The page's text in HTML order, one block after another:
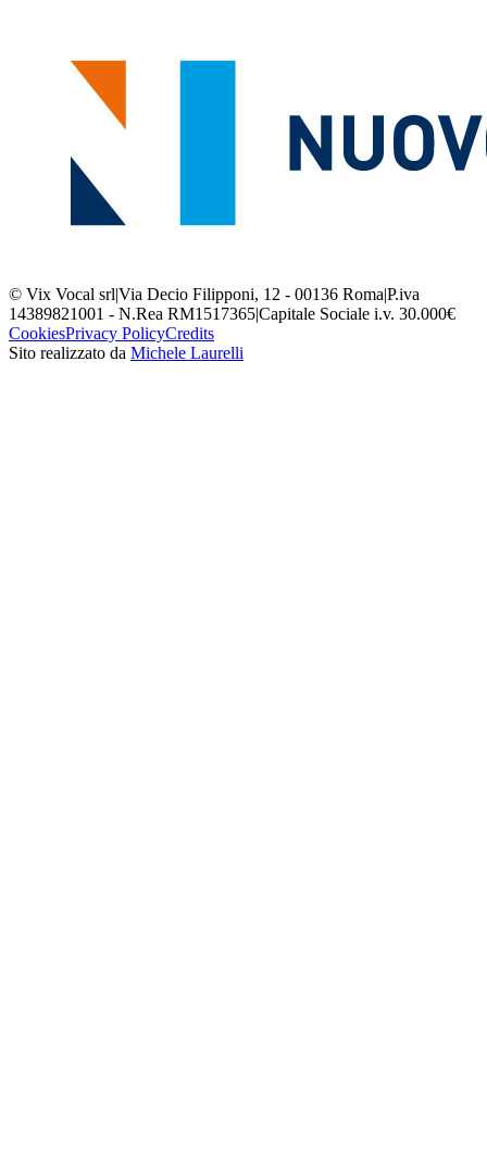
© Vix Vocal srl|Via Decio Filipponi, 12 - 00136 Roma|P.iva
14389821001 - N.Rea RM1517365|Capitale Sociale i.v. 30.000€
CookiesPrivacy PolicyCredits
Sito realizzato da Michele Laurelli